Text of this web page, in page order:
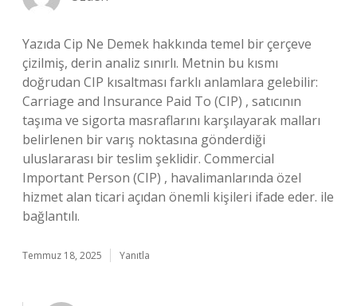
Yazıda Cip Ne Demek hakkında temel bir çerçeve
çizilmiş, derin analiz sınırlı. Metnin bu kısmı
doğrudan CIP kısaltması farklı anlamlara gelebilir:
Carriage and Insurance Paid To (CIP) , satıcının
taşıma ve sigorta masraflarını karşılayarak malları
belirlenen bir varış noktasına gönderdiği
uluslararası bir teslim şeklidir. Commercial
Important Person (CIP) , havalimanlarında özel
hizmet alan ticari açıdan önemli kişileri ifade eder. ile
bağlantılı.
Temmuz 18, 2025 Yanıtla